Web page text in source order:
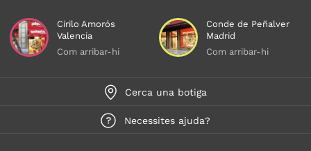
Cirilo Amorós
Valencia
Com arribar-hi
Conde de Peñalver
Madrid
Com arribar-hi
Cerca una botiga
Necessites ajuda?